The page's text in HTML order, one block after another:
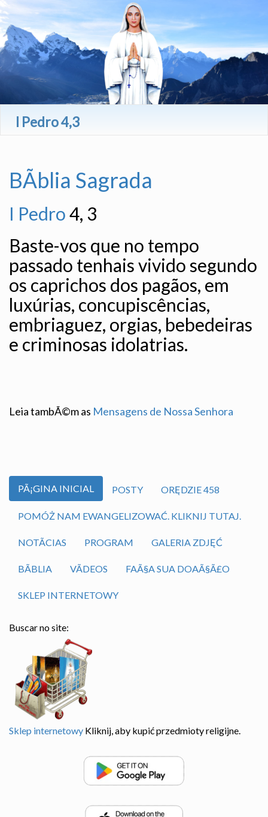
I Pedro 4,3
BÃ­blia Sagrada
I Pedro4, 3
Baste-vos que no tempo
passado tenhais vivido segundo
os caprichos dos pagãos, em
luxúrias, concupiscências,
embriaguez, orgias, bebedeiras
e criminosas idolatrias.
Leia tambÃ©m as Mensagens de Nossa Senhora
PÃ¡GINA INICIAL POSTY ORĘDZIE 458
POMÓŻ NAM EWANGELIZOWAĆ. KLIKNIJ TUTAJ.
NOTÃ­CIAS PROGRAM GALERIA ZDJĘĆ
BÃ­BLIA VÃ­DEOS FAÃ§A SUA DOAÃ§Ã£O
SKLEP INTERNETOWY
Buscar no site:
Sklep internetowy Kliknij, aby kupić przedmioty religijne.